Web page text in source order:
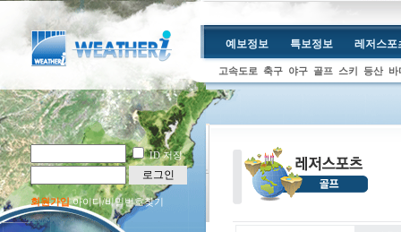
ID 저장
로그인
회원가입아이디/비밀번호찾기
예보정보 특보정보 레저스포
고속도로 축구 야구 골프 스키 등산 바